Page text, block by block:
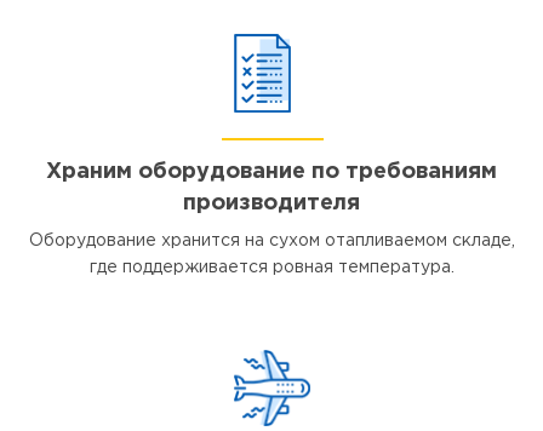
Храним оборудование по требованиям
производителя
Оборудование хранится на сухом отапливаемом складе,
где поддерживается ровная температура.